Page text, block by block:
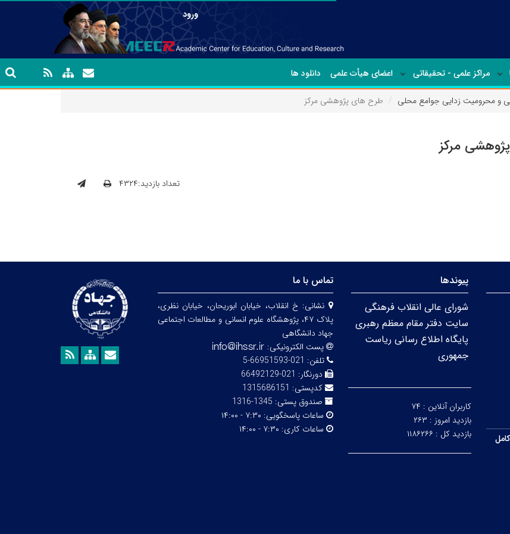
ورود
مراکز علمی - تحقیقاتی اعضای هیأت علمی دانلود ها
و محرومیت زدایی جوامع محلی طرح های پژوهشی مرکز
مرکز
تعداد بازدید:۴۳۲۴
پیوندها
شورای عالی انقلاب فرهنگی
سایت دفتر مقام معظم رهبری
پایگاه اطلاع رسانی ریاست
جمهوری
کاربران آنلاین : ۷۴
بازدید امروز : ۲۶۳
بازدید کل : ۱۱۸۶۲۶۶
تماس با ما
نشانی: خ انقلاب، خیابان ابوریحان، خیابان نظری،
پلاک ۴۷، پژوهشگاه علوم انسانی و مطالعات اجتماعی
جهاد دانشگاهی
پست الکترونیکی:
تلفن: 021-66951593-5
دورنگار: 021-66492129
کدپستی: 1315686151
صندوق پستی: 1345-1316
ساعات پاسخگویی: ۷:۳۰ - ۱۴:۰۰
ساعات کاری: ۷:۳۰ - ۱۴:۰۰